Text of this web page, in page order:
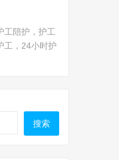
工陪护，护工
工，24小时护
搜索